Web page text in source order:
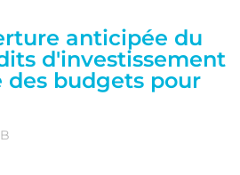
anticipée du
d'investissement
des budgets pour